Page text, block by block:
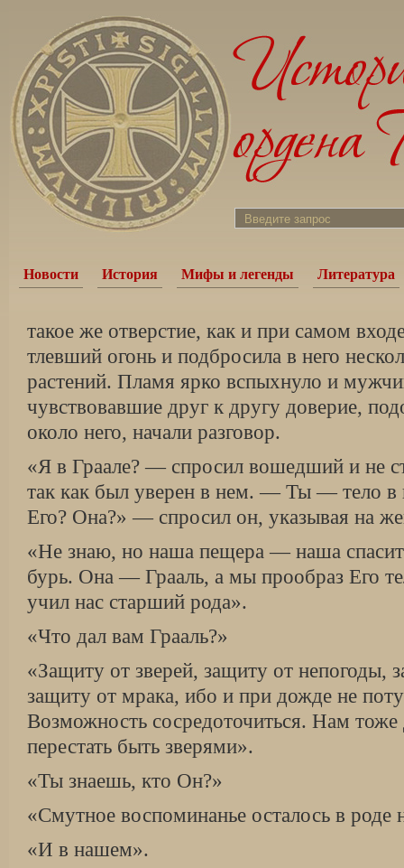
Новости История Мифы и легенды Литература
такое же отверстие, как и при самом
тлевший огонь и подбросила в него
растений. Пламя ярко вспыхнуло и
чувствовавшие друг к другу доверие,
около него, начали разговор.
«Я в Граале? — спросил вошедший и не
так как был уверен в нем. — Ты — тело в
Его? Она?» — спросил он, указывая на
«Не знаю, но наша пещера — наша
бурь. Она — Грааль, а мы прообраз Его
учил нас старший рода».
«Что дал вам Грааль?»
«Защиту от зверей, защиту от непогоды,
защиту от мрака, ибо и при дожде не
Возможность сосредоточиться. Нам
перестать быть зверями».
«Ты знаешь, кто Он?»
«Смутное воспоминанье осталось в роде
«И в нашем».